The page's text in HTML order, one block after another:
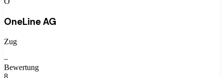
OneLine AG
Zug
–
Bewertung
8